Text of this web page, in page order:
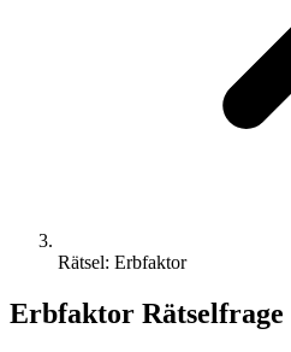
Rätsel: Erbfaktor
Erbfaktor Rätselfrage